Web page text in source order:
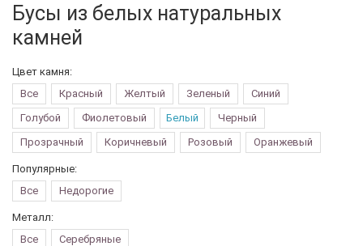
Бусы из белых натуральных
камней
Цвет камня:
Все
Красный Желтый Зеленый
Синий
Голубой
Фиолетовый Белый
Черный
Прозрачный
Коричневый Розовый Оранжевый
Популярные:
Все
Недорогие
Металл:
Все
Серебряные